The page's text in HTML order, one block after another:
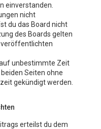
einverstanden.
nicht
du das Board nicht
des Boards gelten
veröffentlichten
unbestimmte Zeit
Seiten ohne
gekündigt werden.
erteilst du dem